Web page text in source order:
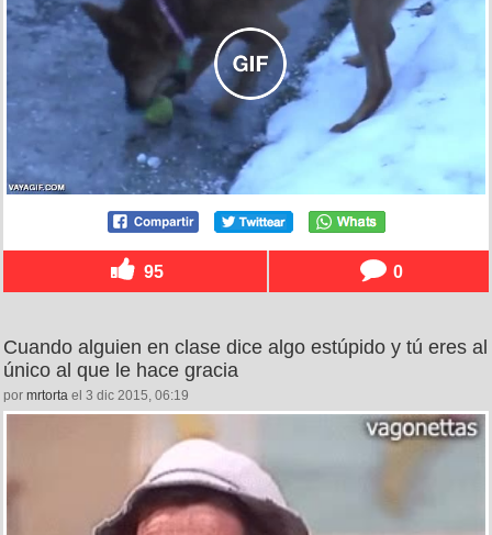
95 0
Cuando alguien en clase dice algo estúpido y tú eres al
único al que le hace gracia
por mrtorta el 3 dic 2015, 06:19